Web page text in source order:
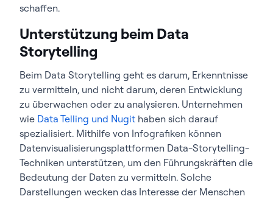
schaffen.
Unterstützung beim Data
Storytelling
Beim Data Storytelling geht es darum, Erkenntnisse
zu vermitteln, und nicht darum, deren Entwicklung
zu überwachen oder zu analysieren. Unternehmen
wie Data Telling und Nugit haben sich darauf
spezialisiert. Mithilfe von Infografiken können
Datenvisualisierungsplattformen Data-Storytelling-
Techniken unterstützen, um den Führungskräften die
Bedeutung der Daten zu vermitteln. Solche
Darstellungen wecken das Interesse der Menschen